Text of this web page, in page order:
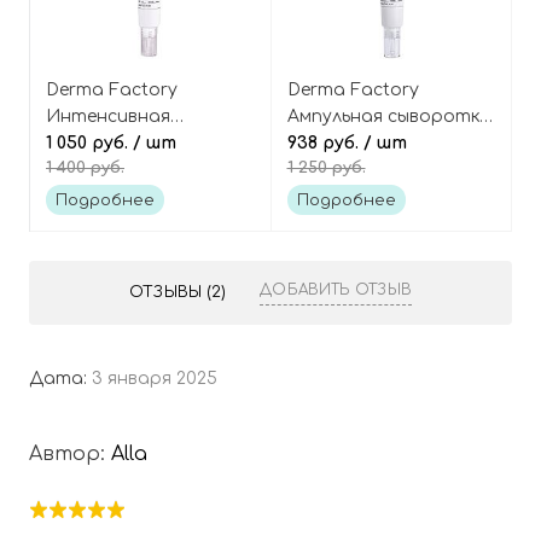
Derma Factory
Интенсивная
ампульная сыворотка
с микроиглами
(спикулами) 8000 и
1 050 руб. / шт
1 400 руб.
Подробнее
Derma Factory
Ампульная сыворотка
с микроиглами
(спикулами) 3000 и
центеллой азиатской,
938 руб. / шт
1 250 руб.
Подробнее
ОТЗЫВЫ (2) ДОБАВИТЬ ОТЗЫВ
Дата: 3 января 2025
Автор: Alla